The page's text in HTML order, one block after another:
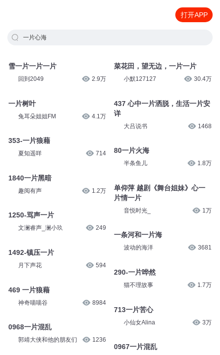
打开APP
一片心海
雪一片一片一片
回到2049 2.9万
一片树叶
兔耳朵姐姐FM 4.1万
353-一片狼藉
夏知遥咩 714
1840一片黑暗
趣阅有声 1.2万
1250-骂声一片
文澜睿声_澜小玖 249
1492-镇压一片
月下声花 594
469 一片狼藉
神奇喵喵谷 8984
0968一片混乱
郭靖大侠和他的朋友们 1236
菜花田，望无边，一片一片
小默127127 30.4万
437 心中一片洒脱，生活一片安
详
大吕说书 1468
80一片火海
半条鱼儿 1.8万
单仰萍 越剧《舞台姐妹》心一
片情一片
音悦时光_ 1万
一条河和一片海
波动的海洋 3681
290-一片哗然
猫不理故事 1.7万
713一片苦心
小仙女Alina 3万
0967一片混乱